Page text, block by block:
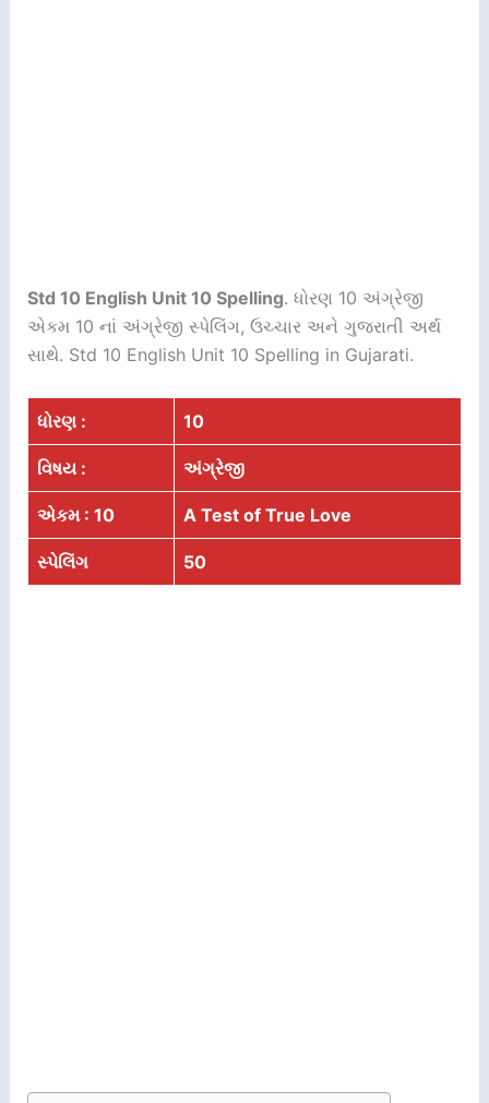
Std 10 English Unit 10 Spelling. ધોરણ 10 અંગ્રેજી
એકમ 10 નાં અંગ્રેજી સ્પેલિંગ, ઉચ્ચાર અને ગુજરાતી અર્થ
સાથે. Std 10 English Unit 10 Spelling in Gujarati.
ધોરણ : 10
વિષય : અંગ્રેજી
એકમ : 10 A Test of True Love
સ્પેલિંગ 50